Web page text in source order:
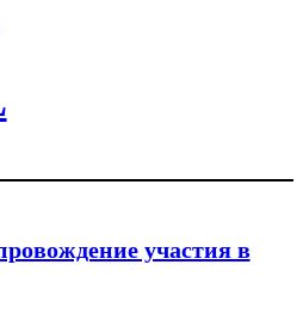
участия в